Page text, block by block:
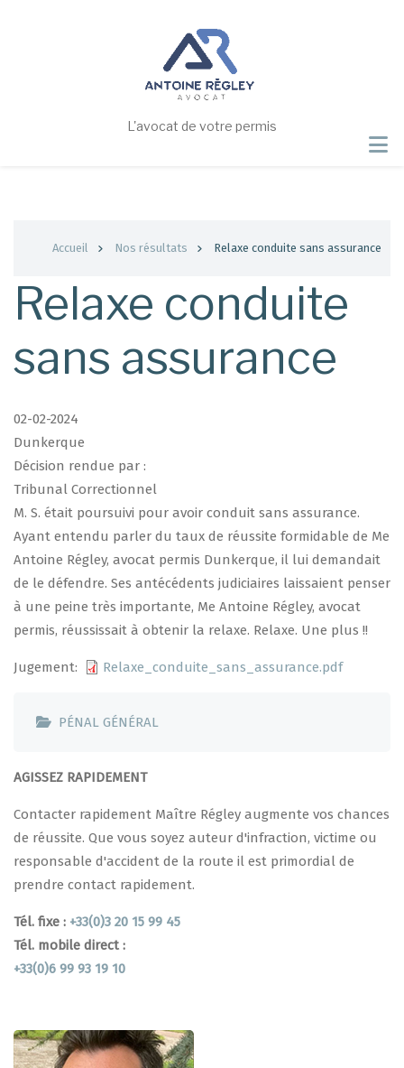
L'avocat de votre permis
d'Ariane
Accueil Nos résultats Relaxe conduite sans assurance
Relaxe conduite
sans assurance
02-02-2024
Dunkerque
Décision rendue par :
Tribunal Correctionnel
M. S. était poursuivi pour avoir conduit sans assurance.
Ayant entendu parler du taux de réussite formidable de Me
Antoine Régley, avocat permis Dunkerque, il lui demandait
de le défendre. Ses antécédents judiciaires laissaient penser
à une peine très importante, Me Antoine Régley, avocat
permis, réussissait à obtenir la relaxe. Relaxe. Une plus !!
Jugement Relaxe_conduite_sans_assurance.pdf
PÉNAL GÉNÉRAL
AGISSEZ RAPIDEMENT
Contacter rapidement Maître Régley augmente vos chances
de réussite. Que vous soyez auteur d'infraction, victime ou
responsable d'accident de la route il est primordial de
prendre contact rapidement.
Tél. fixe : +33(0)3 20 15 99 45
Tél. mobile direct :
+33(0)6 99 93 19 10